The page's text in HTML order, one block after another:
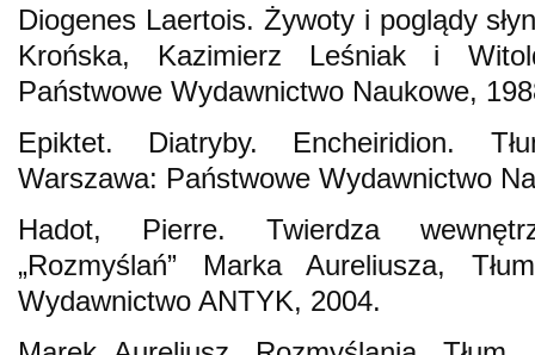
Diogenes Laertois. Żywoty i poglądy
Krońska, Kazimierz Leśniak i
Państwowe Wydawnictwo Naukowe,
Epiktet. Diatryby. Encheiridion.
Warszawa: Państwowe Wydawnictwo
Hadot, Pierre. Twierdza
„Rozmyślań” Marka Aureliusza,
Wydawnictwo ANTYK, 2004.